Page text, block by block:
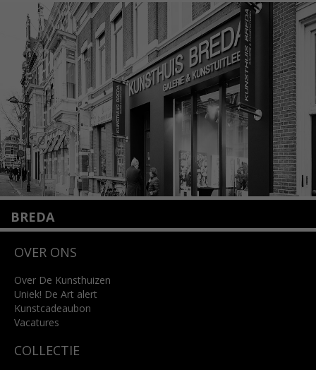
Amstelveenseweg 135
1075 VX Amsterdam
+31 (0)20 2332546
info@kunsthuisamsterdam.nl
Lees meer
BREDA
4818 SB Breda
info@kunsthuisbreda.nl
Lees meer
OVER ONS
Over De Kunsthuizen
Uniek! De Art alert
Kunstcadeaubon
Vacatures
COLLECTIE